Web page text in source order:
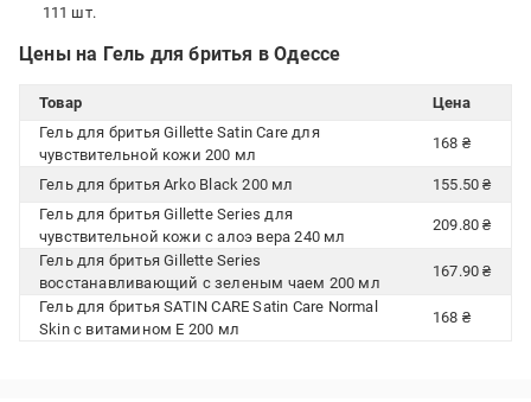
111 шт.
Цены на Гель для бритья в Одессе
Товар
Цена
Гель для бритья Gillette Satin Care для
чувствительной кожи 200 мл
168 ₴
Гель для бритья Arko Black 200 мл
155.50 ₴
Гель для бритья Gillette Series для
чувствительной кожи с алоэ вера 240 мл
209.80 ₴
Гель для бритья Gillette Series
восстанавливающий с зеленым чаем 200 мл
167.90 ₴
Гель для бритья SATIN CARE Satin Care Normal
Skin с витамином Е 200 мл
168 ₴